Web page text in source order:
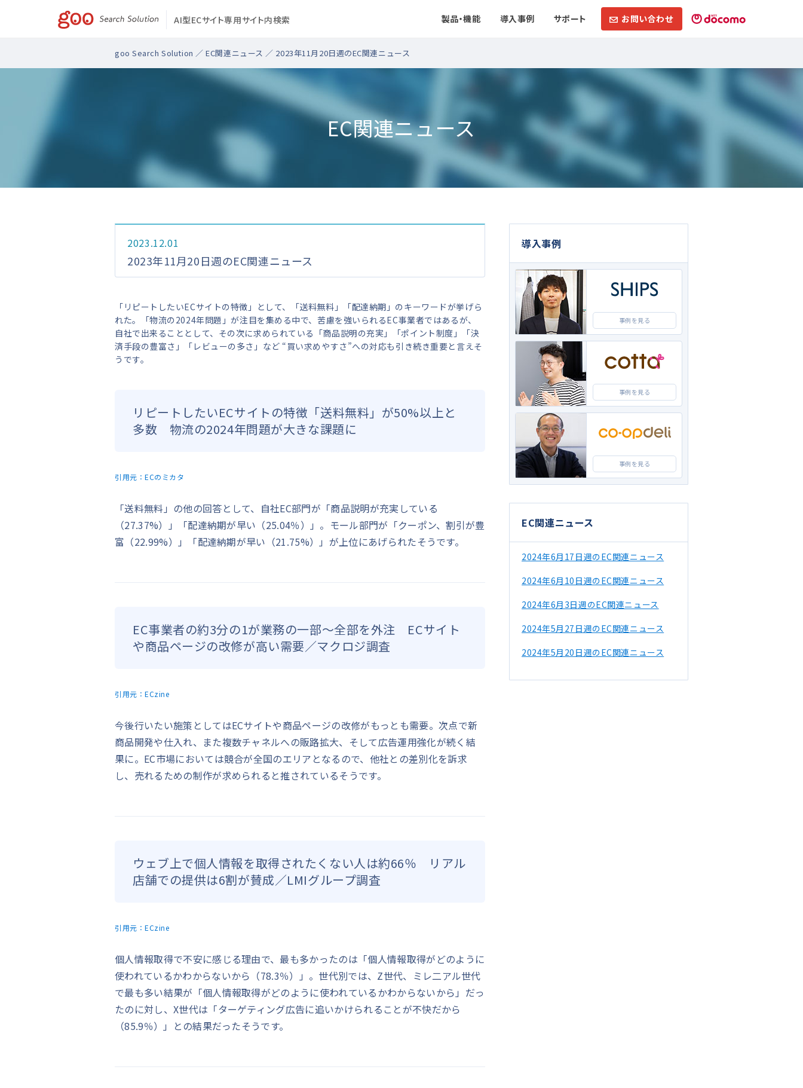
AI型ECサイト専用サイト内検索 製品・機能 導入事例 サポート お問い合わせ
goo Search Solution ／EC関連ニュース ／ 2023年11月20日週のEC関連ニュース
EC関連ニュース
2023.12.01
2023年11月20日週のEC関連ニュース
「リピートしたいECサイトの特徴」として、「送料無料」「配達納期」のキーワードが挙げら
れた。「物流の2024年問題」が注目を集める中で、苦慮を強いられるEC事業者ではあるが、
自社で出来ることとして、その次に求められている「商品説明の充実」「ポイント制度」「決
済手段の豊富さ」「レビューの多さ」など “買い求めやすさ”への対応も引き続き重要と言えそ
うです。
リピートしたいECサイトの特徴「送料無料」が50%以上と
多数 物流の2024年問題が大きな課題に
引用元：ECのミカタ
「送料無料」の他の回答として、自社EC部門が「商品説明が充実している
（27.37%）」「配達納期が早い（25.04％）」。モール部門が「クーポン、割引が豊
富（22.99%）」「配達納期が早い（21.75%）」が上位にあげられたそうです。
EC事業者の約3分の1が業務の一部～全部を外注 ECサイト
や商品ページの改修が高い需要／マクロジ調査
引用元：ECzine
今後行いたい施策としてはECサイトや商品ページの改修がもっとも需要。次点で新
商品開発や仕入れ、また複数チャネルへの販路拡大、そして広告運用強化が続く結
果に。EC市場においては競合が全国のエリアとなるので、他社との差別化を訴求
し、売れるための制作が求められると推されているそうです。
ウェブ上で個人情報を取得されたくない人は約66％ リアル
店舗での提供は6割が賛成／LMIグループ調査
引用元：ECzine
個人情報取得で不安に感じる理由で、最も多かったのは「個人情報取得がどのように
使われているかわからないから（78.3％）」。世代別では、Z世代、ミレ二アル世代
で最も多い結果が「個人情報取得がどのように使われているかわからないから」だっ
たのに対し、X世代は「ターゲティング広告に追いかけられることが不快だから
（85.9％）」との結果だったそうです。
導入事例
事例を見る
事例を見る
事例を見る
EC関連ニュース
2024年6月17日週のEC関連ニュース
2024年6月10日週のEC関連ニュース
2024年6月3日週のEC関連ニュース
2024年5月27日週のEC関連ニュース
2024年5月20日週のEC関連ニュース